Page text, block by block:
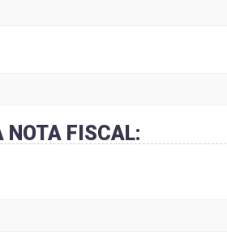
NOTA FISCAL: